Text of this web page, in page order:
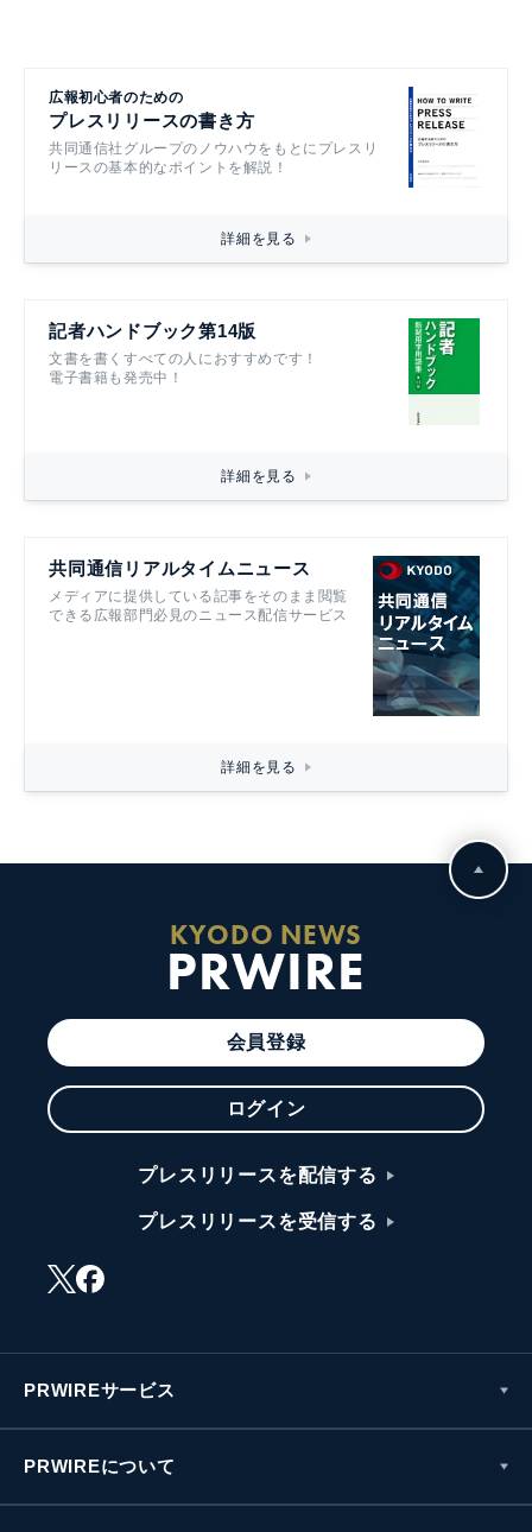
広報初心者のための
プレスリリースの書き方
共同通信社グループのノウハウをもとにプレスリ
リースの基本的なポイントを解説！
詳細を見る
記者ハンドブック第14版
文書を書くすべての人におすすめです！
電子書籍も発売中！
詳細を見る
共同通信リアルタイムニュース
メディアに提供している記事をそのまま閲覧
できる広報部門必見のニュース配信サービス
詳細を見る
KYODO NEWS
PRWIRE
会員登録
ログイン
プレスリリースを配信する
プレスリリースを受信する
PRWIREサービス
PRWIREについて